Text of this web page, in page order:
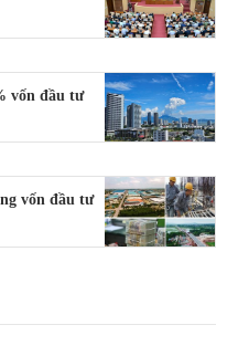
vốn đầu tư
vốn đầu tư